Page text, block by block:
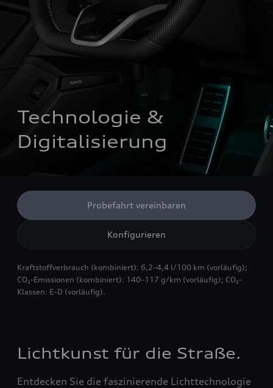
Technologie &
Digitalisierung
Probefahrt vereinbaren
Konfigurieren
Kraftstoffverbrauch (kombiniert): 6,2–4,4 l/100 km (vorläufig);
CO₂-Emissionen (kombiniert): 140–117 g/km (vorläufig); CO₂-
Klassen: E–D (vorläufig).
Lichtkunst für die Straße.
Entdecken Sie die faszinierende Lichttechnologie